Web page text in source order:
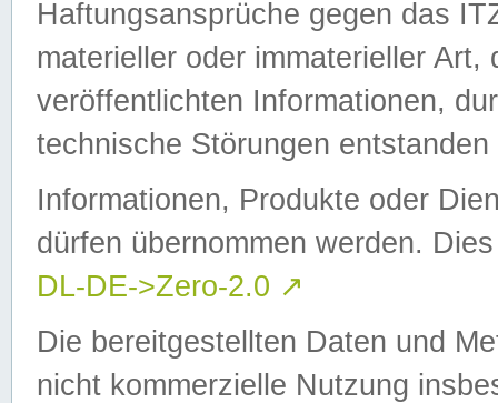
Haftungsansprüche gegen das
materieller oder immaterieller
veröffentlichten Informationen,
technische Störungen
Informationen, Produkte oder
dürfen übernommen werden.
DL-DE->Zero-2.0 ↗
Die bereitgestellten Daten und
nicht kommerzielle Nutzung